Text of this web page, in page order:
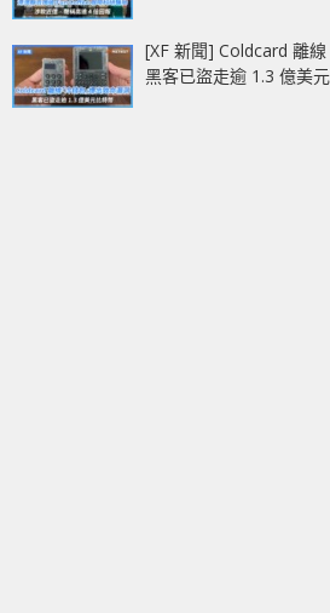
[XF 新聞] Coldcard 離
黑客已盜走逾 1.3 億美